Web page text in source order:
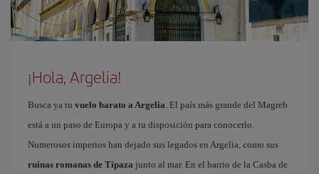
¡Hola, Argelia!
Busca ya tu vuelo barato a Argelia . El país más grande del Magreb
está a un paso de Europa y a tu disposición para conocerlo.
Numerosos imperios han dejado sus legados en Argelia, como sus
ruinas romanas de Tipaza junto al mar. En el barrio de la Casba de